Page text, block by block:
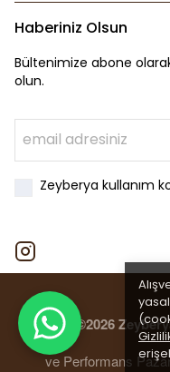
Haberiniz Olsun
Bültenimize abone
olun.
Zeyberya kullanım
©2026
ve Performans